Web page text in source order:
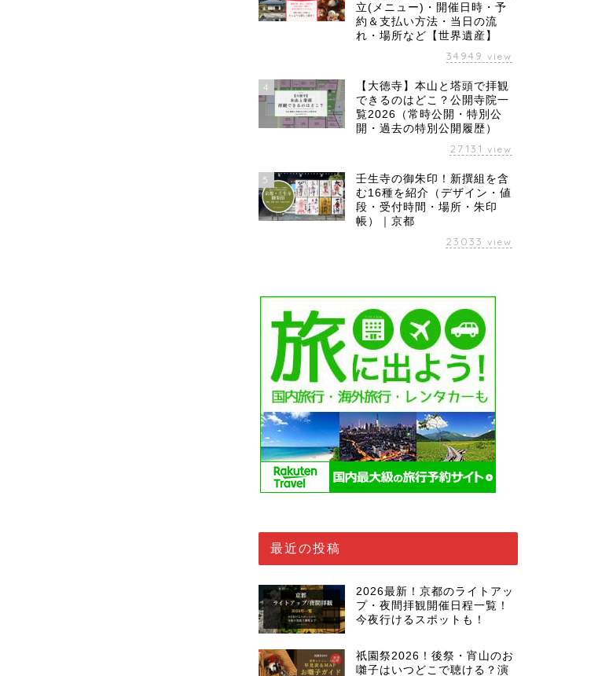
立(メニュー)・開催日時・予
約＆支払い方法・当日の流
れ・場所など【世界遺産】
34949 view
4
【大徳寺】本山と塔頭で拝観
できるのはどこ？公開寺院一
覧2026（常時公開・特別公
開・過去の特別公開履歴）
27131 view
5
壬生寺の御朱印！新撰組を含
む16種を紹介（デザイン・値
段・受付時間・場所・朱印
帳）｜京都
23033 view
最近の投稿
2026最新！京都のライトアッ
プ・夜間拝観開催日程一覧！
今夜行けるスポットも！
祇園祭2026！後祭・宵山のお
囃子はいつどこで聴ける？演